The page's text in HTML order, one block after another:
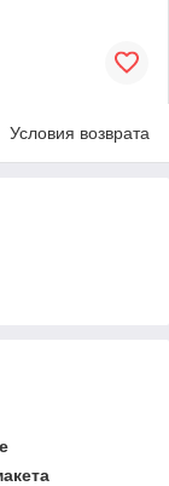
Условия возврата